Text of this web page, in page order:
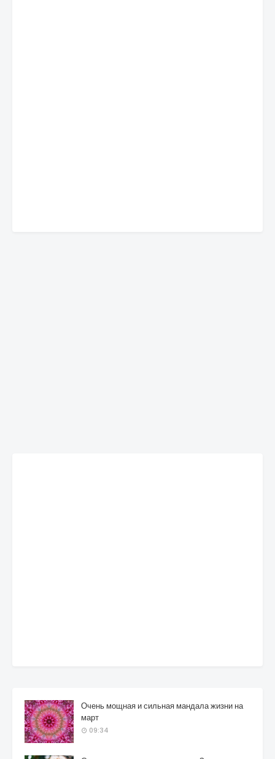
Очень мощная и сильная мандала жизни на
март
09:34